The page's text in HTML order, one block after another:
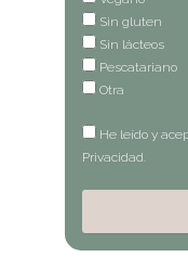
Sin gluten
Sin lácteos
Pescatariano
Otra
He leído y
Privacidad.